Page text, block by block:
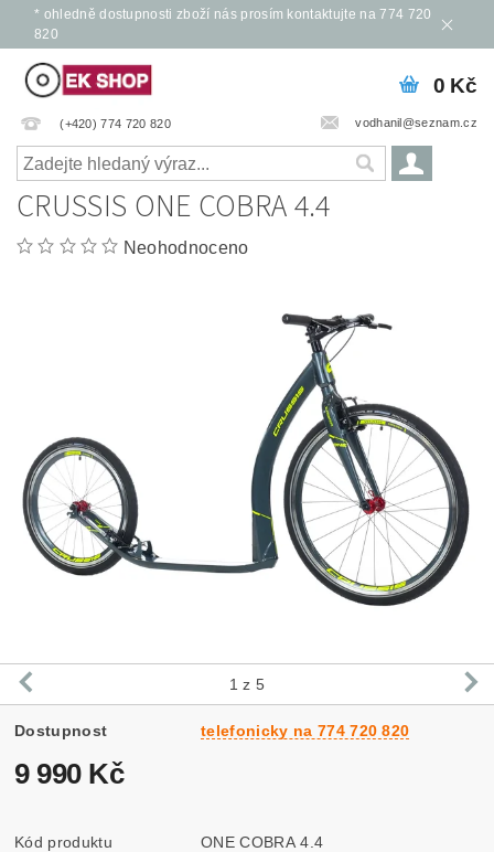
* ohledně dostupnosti zboží nás prosím kontaktujte na 774 720
820
(+420) 774 720 820 vodhanil@seznam.cz
0 Kč
CRUSSIS ONE COBRA 4.4
Neohodnoceno
1 z 5
Dostupnost telefonicky na 774 720 820
9 990 Kč
Kód produktu ONE COBRA 4.4